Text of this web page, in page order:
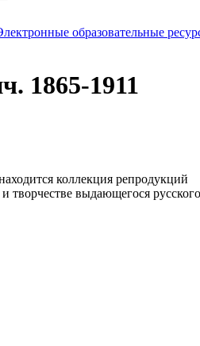
образовательные
1865-1911
коллекция репродукций
творчестве выдающегося русского